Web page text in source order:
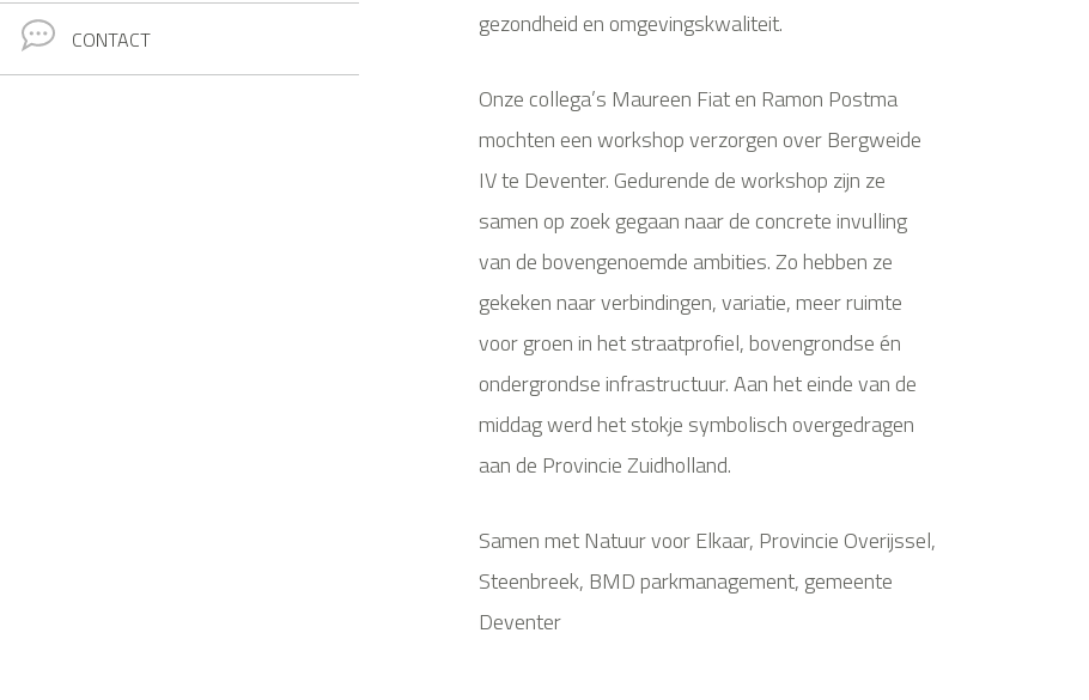
CONTACT
gezondheid en omgevingskwaliteit.
Onze collega’s Maureen Fiat en Ramon Postma
mochten een workshop verzorgen over Bergweide
IV te Deventer. Gedurende de workshop zijn ze
samen op zoek gegaan naar de concrete invulling
van de bovengenoemde ambities. Zo hebben ze
gekeken naar verbindingen, variatie, meer ruimte
voor groen in het straatprofiel, bovengrondse én
ondergrondse infrastructuur. Aan het einde van de
middag werd het stokje symbolisch overgedragen
aan de Provincie Zuidholland.
Samen met Natuur voor Elkaar, Provincie Overijssel,
Steenbreek, BMD parkmanagement, gemeente
Deventer